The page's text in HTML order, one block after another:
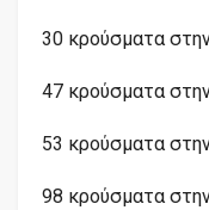
30 κρούσματα
47 κρούσματα
53 κρούσματα
98 κρούσματα